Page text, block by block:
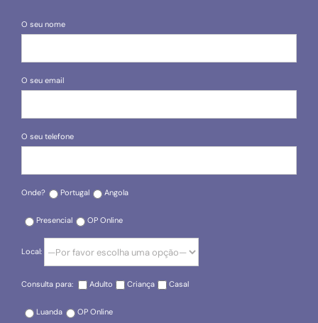
O seu nome
O seu email
O seu telefone
Onde? Portugal Angola
Presencial OP Online
Local:
Consulta para: Adulto Criança Casal
Luanda OP Online